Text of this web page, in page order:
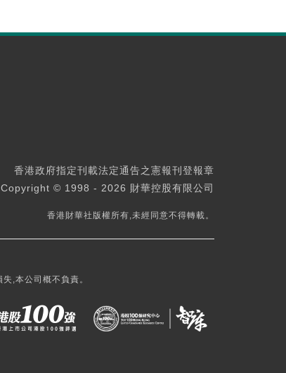
香港政府指定刊載法定通告之憲報刊登報章
Copyright © 1998 - 2026 財華控股有限公司
香港財華社版權所有,未經同意不得轉載。
,本公司概不負責。